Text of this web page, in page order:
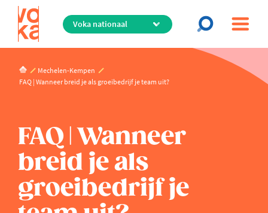
Overslaan
de
inhoud
Mechelen-Kempen
FAQ | Wanneer breid je als groeibedrijf je team uit?
FAQ | Wanneer
breid je als
groeibedrijf je